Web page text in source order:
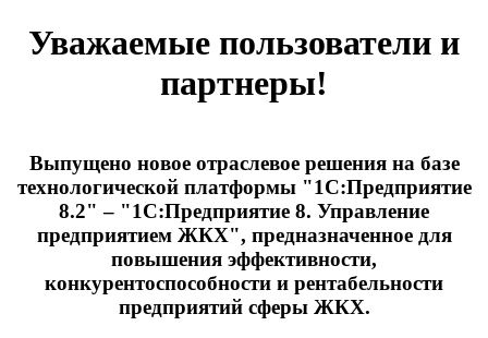
Уважаемые пользователи и
партнеры!
Выпущено новое отраслевое решения на базе
технологической платформы "1С:Предприятие
8.2" – "1С:Предприятие 8. Управление
предприятием ЖКХ", предназначенное для
повышения эффективности,
конкурентоспособности и рентабельности
предприятий сферы ЖКХ.